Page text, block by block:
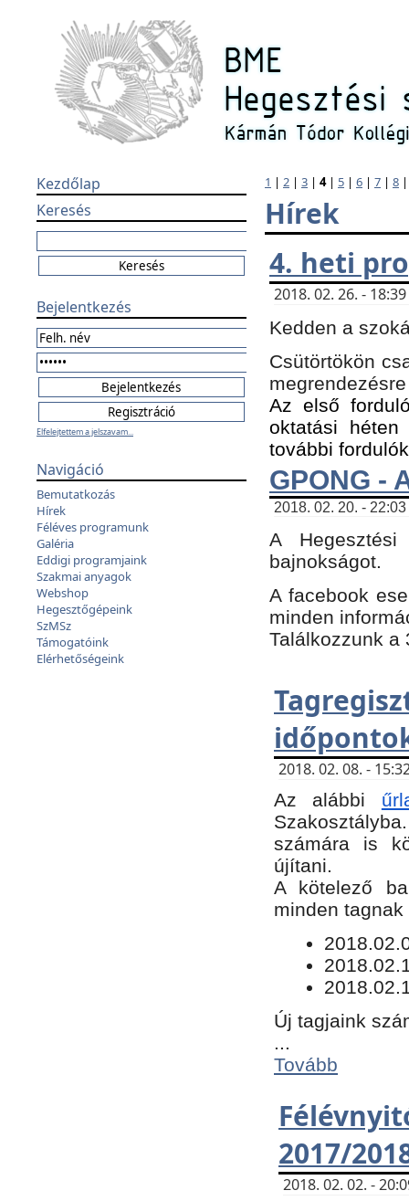
Kezdőlap
Keresés
Bejelentkezés
Elfelejtettem a jelszavam...
Navigáció
Bemutatkozás
Hírek
Féléves programunk
Galéria
Eddigi programjaink
Szakmai anyagok
Webshop
Hegesztőgépeink
SzMSz
Támogatóink
Elérhetőségeink
1 | 2 | 3 | 4| 5 | 6 | 7 | 8
Hírek
4. heti
2018. 02. 26. -
Kedden a
Csütörtökön
Az első
oktatási
további
GPONG -
2018. 02. 20. -
A
bajnokságot.
A facebook
minden
Találkozzunk a
2018. 02. 08. -
Az alábbi
számára is
újítani.
​A kötelező
minden
Új tagjaink
Tovább
2017/
2018. 02. 02. -